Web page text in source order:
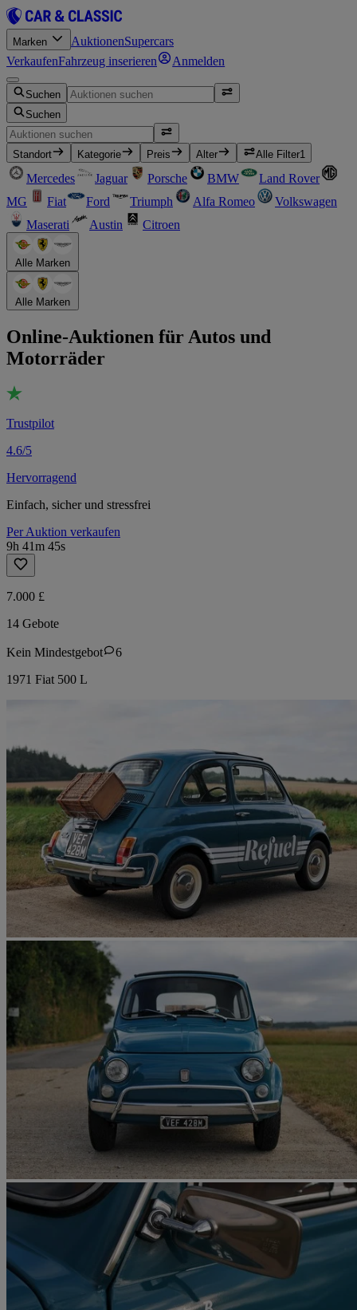
Marken AuktionenSupercars
VerkaufenFahrzeug inserieren Anmelden
Suchen
Suchen
Standort Kategorie Preis Alter Alle Filter1
Mercedes Jaguar Porsche BMW
Land Rover
MG
Fiat Ford Triumph Alfa Romeo
Volkswagen
Maserati
Austin Citroen
Alle Marken
Alle Marken
Online-Auktionen für Autos und
Motorräder
Trustpilot
4.6/5
Hervorragend
Einfach, sicher und stressfrei
Per Auktion verkaufen
9h 41m 45s
7.000 £
14 Gebote
Kein Mindestgebot
6
1971 Fiat 500 L